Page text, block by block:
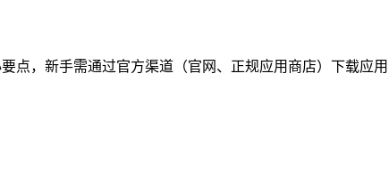
点，新手需通过官方渠道（官网、正规应用商店）下载应